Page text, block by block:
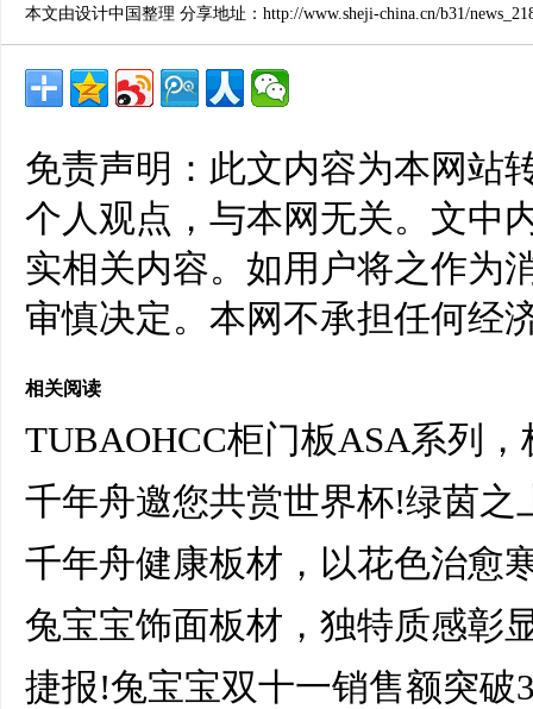
本文由设计中国整理 分享地址：http://www.sheji-china.cn/b31/
免责声明：此文内容为本网站
个人观点，与本网无关。文中
实相关内容。如用户将之作为
审慎决定。本网不承担任何经
相关阅读
TUBAOHCC柜门板ASA系列
千年舟邀您共赏世界杯!绿茵之
千年舟健康板材，以花色治愈
兔宝宝饰面板材，独特质感彰
捷报!兔宝宝双十一销售额突破